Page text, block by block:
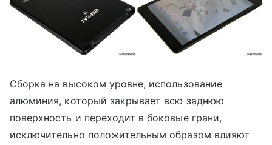
Сборка на высоком уровне, использование
алюминия, который закрывает всю заднюю
поверхность и переходит в боковые грани,
исключительно положительным образом влияют